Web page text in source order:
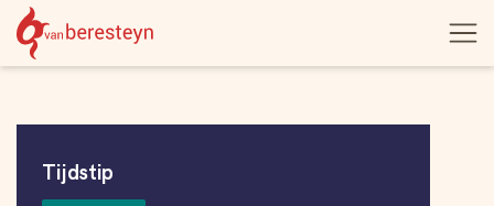
Navigatie
overslaan
Theater
vanBeresteyn
Open
Informatie
Tijdstip